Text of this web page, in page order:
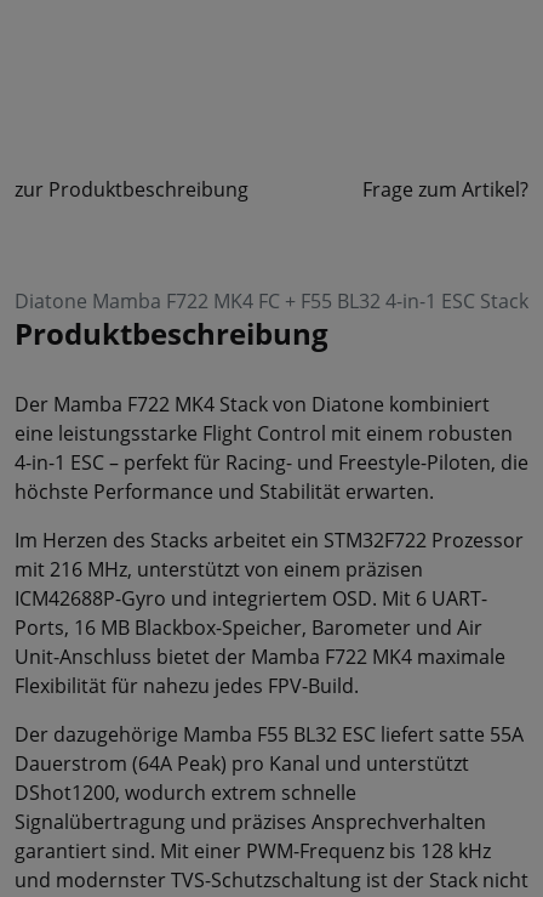
zur Produktbeschreibung Frage zum Artikel?
Diatone Mamba F722 MK4 FC + F55 BL32 4-in-1 ESC Stack
Produktbeschreibung
Der Mamba F722 MK4 Stack von Diatone kombiniert
eine leistungsstarke Flight Control mit einem robusten
4-in-1 ESC – perfekt für Racing- und Freestyle-Piloten, die
höchste Performance und Stabilität erwarten.
Im Herzen des Stacks arbeitet ein STM32F722 Prozessor
mit 216 MHz, unterstützt von einem präzisen
ICM42688P-Gyro und integriertem OSD. Mit 6 UART-
Ports, 16 MB Blackbox-Speicher, Barometer und Air
Unit-Anschluss bietet der Mamba F722 MK4 maximale
Flexibilität für nahezu jedes FPV-Build.
Der dazugehörige Mamba F55 BL32 ESC liefert satte 55A
Dauerstrom (64A Peak) pro Kanal und unterstützt
DShot1200, wodurch extrem schnelle
Signalübertragung und präzises Ansprechverhalten
garantiert sind. Mit einer PWM-Frequenz bis 128 kHz
und modernster TVS-Schutzschaltung ist der Stack nicht